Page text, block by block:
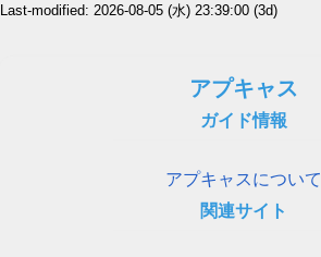
Last-modified: 2026-08-05 (水) 23:39:00 (3d)
アプキャス
ガイド情報
アプキャスについて
関連サイト